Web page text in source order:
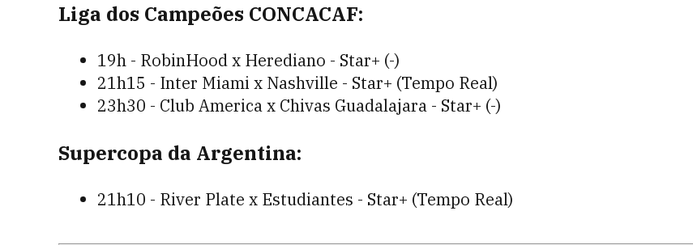
Liga dos Campeões CONCACAF:
19h - RobinHood x Herediano - Star+ (-)
21h15 - Inter Miami x Nashville - Star+ (Tempo Real)
23h30 - Club America x Chivas Guadalajara - Star+ (-)
Supercopa da Argentina:
21h10 - River Plate x Estudiantes - Star+ (Tempo Real)